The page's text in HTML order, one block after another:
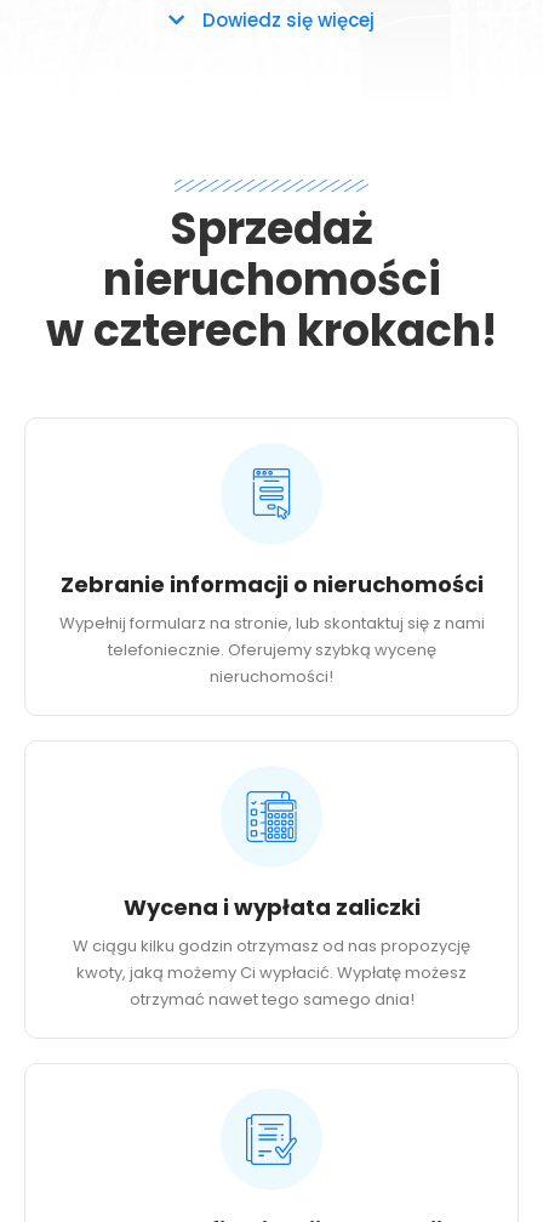
Dowiedz się więcej
Sprzedaż
nieruchomości
w czterech krokach!
Zebranie informacji o nieruchomości
Wypełnij formularz na stronie, lub skontaktuj się z nami
telefoniecznie. Oferujemy szybką wycenę
nieruchomości!
Wycena i wypłata zaliczki
W ciągu kilku godzin otrzymasz od nas propozycję
kwoty, jaką możemy Ci wypłacić. Wypłatę możesz
otrzymać nawet tego samego dnia!